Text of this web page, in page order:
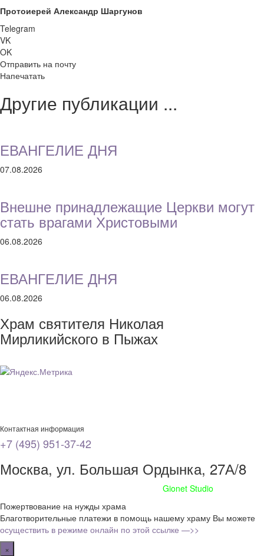
Протоиерей Александр Шаргунов
Telegram
VK
OK
Отправить на почту
Напечатать
Другие публикации ...
ЕВАНГЕЛИЕ ДНЯ
07.08.2026
Внешне принадлежащие Церкви могут
стать врагами Христовыми
06.08.2026
ЕВАНГЕЛИЕ ДНЯ
06.08.2026
Храм святителя Николая
Мирликийского в Пыжах
Контактная информация
+7 (495) 951-37-42
Москва, ул. Большая Ордынка, 27А/8
Gionet Studio
Пожертвование на нужды храма
Благотворительные платежи в помощь нашему храму Вы можете
осуществить в режиме онлайн по этой ссылке —>>
×